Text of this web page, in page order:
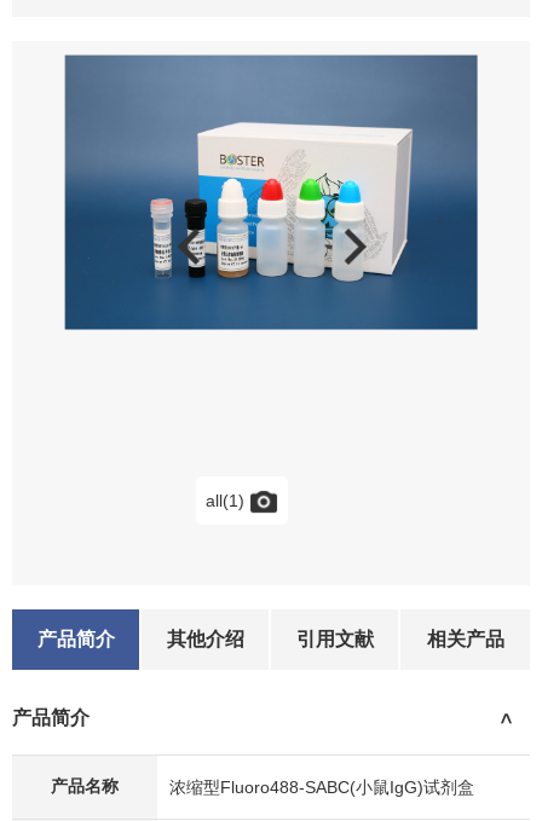
all(1)
产品简介 其他介绍 引用文献 相关产品
产品简介 >
产品名称 浓缩型Fluoro488-SABC(小鼠IgG)试剂盒